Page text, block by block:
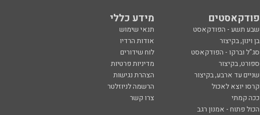
פודקאסטים מידע כללי
שבע תשע - הפודקאסט
תנאי שימוש
בן וינון, בקיצור
אודות הרדיו
סג"ל וברקו - הפודקאסט
לוח שידורים
ספורט, בקיצור
מדיניות פרטיות
שניים עד ארבע, בקיצור
הצהרת נגישות
קרסו יוצא לאכול
הרשמה לניוזלטר
ככה קמתי
צרו קשר
הכול פתוח - אמנון רגב